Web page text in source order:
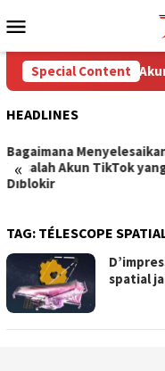
to
Menu
Special Content
Cara Mengatasi
HEADLINES
«
Bagaimana
Masalah Akun TikTok
Diblokir
TAG: TÉLESCOPE
spatial